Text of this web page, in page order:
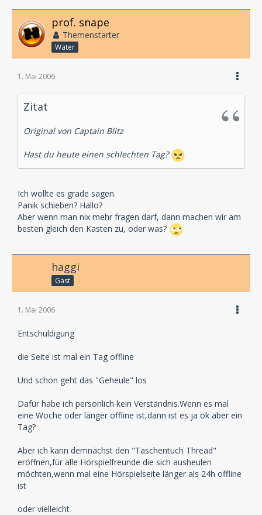
prof. snape
Themenstarter
Water
1. Mai 2006
Zitat
Original von Captain Blitz
Hast du heute einen schlechten Tag?
Ich wollte es grade sagen.
Panik schieben? Hallo?
Aber wenn man nix mehr fragen darf, dann machen wir am
besten gleich den Kasten zu, oder was?
haggi
Gast
1. Mai 2006
Entschuldigung
die Seite ist mal ein Tag offline
Und schon geht das "Geheule" los
Dafür habe ich persönlich kein Verständnis.Wenn es mal
eine Woche oder länger offline ist,dann ist es ja ok aber ein
Tag?
Aber ich kann demnächst den "Taschentuch Thread"
eröffnen,für alle Hörspielfreunde die sich ausheulen
möchten,wenn mal eine Hörspielseite länger als 24h offline
ist
oder vielleicht